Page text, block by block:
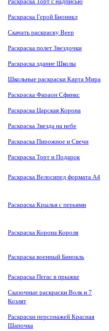
Раскраска Герой Бионикл
Скачать раскраску Веер
Раскраска полет Звездочки
Раскраска здание Школы
Школьные раскраски Карта Мира
Раскраска Фараон Сфинкс
Раскраска Царская Корона
Раскраска Звезда на небе
Раскраска Пирожное и Свечи
Раскраска Торт и Подарок
Раскраска Велосипед формата А4
Раскраска Крылья с перьями
Раскраска Корона Короля
Раскраска военный Бинокль
Раскраска Пегас в прыжке
Сказочные раскраски Волк и 7
Козлят
Раскраски персонажей Красная
Шапочка